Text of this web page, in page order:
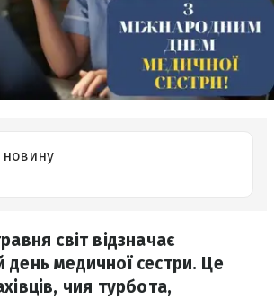
новину
світ відзначає
медичної сестри. Це
чия турбота,